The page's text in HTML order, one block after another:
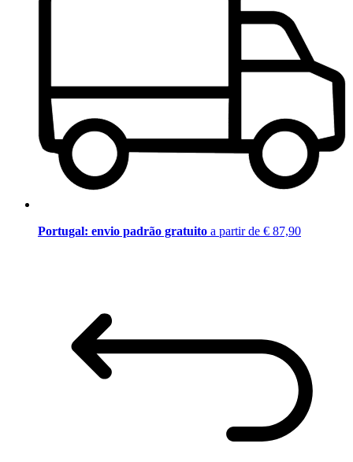
Portugal: envio padrão gratuito a partir de € 87,90